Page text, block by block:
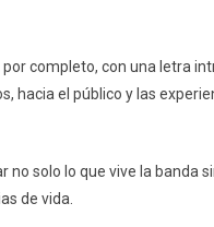
completo, con una letra
hacia el público y las
no solo lo que vive la banda
de vida.